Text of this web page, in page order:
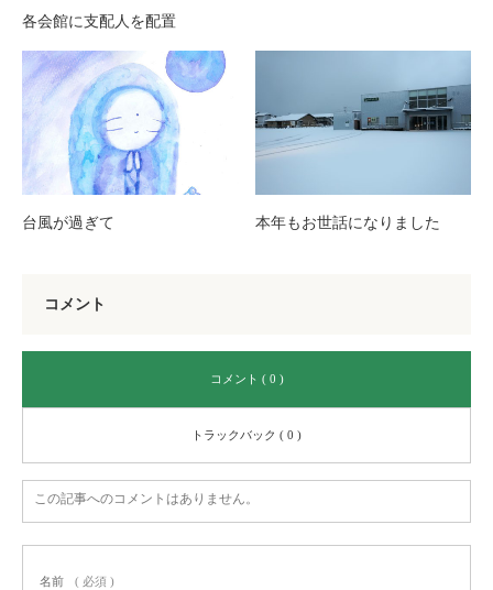
各会館に支配人を配置
台風が過ぎて 本年もお世話になりました
コメント
コメント ( 0 )
トラックバック ( 0 )
この記事へのコメントはありません。
名前 ( 必須 )